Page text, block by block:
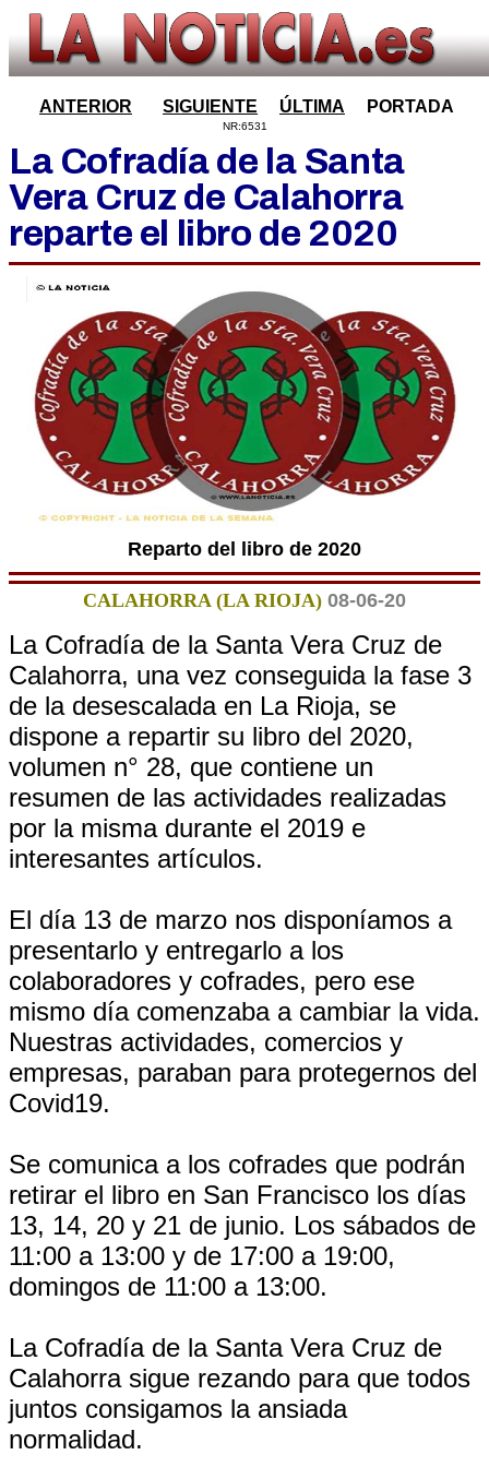
ANTERIOR SIGUIENTE ÚLTIMA PORTADA
NR:6531
La Cofradía de la Santa
Vera Cruz de Calahorra
reparte el libro de 2020
Reparto del libro de 2020
CALAHORRA (LA RIOJA) 08-06-20
La Cofradía de la Santa Vera Cruz de
Calahorra, una vez conseguida la fase 3
de la desescalada en La Rioja, se
dispone a repartir su libro del 2020,
volumen n° 28, que contiene un
resumen de las actividades realizadas
por la misma durante el 2019 e
interesantes artículos.
El día 13 de marzo nos disponíamos a
presentarlo y entregarlo a los
colaboradores y cofrades, pero ese
mismo día comenzaba a cambiar la vida.
Nuestras actividades, comercios y
empresas, paraban para protegernos del
Covid19.
Se comunica a los cofrades que podrán
retirar el libro en San Francisco los días
13, 14, 20 y 21 de junio. Los sábados de
11:00 a 13:00 y de 17:00 a 19:00,
domingos de 11:00 a 13:00.
La Cofradía de la Santa Vera Cruz de
Calahorra sigue rezando para que todos
juntos consigamos la ansiada
normalidad.